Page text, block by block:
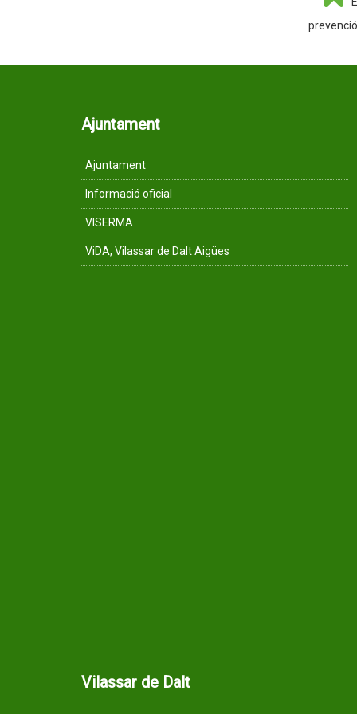
Ajuntament
Ajuntament
Informació oficial
VISERMA
ViDA, Vilassar de Dalt Aigües
Vilassar de Dalt